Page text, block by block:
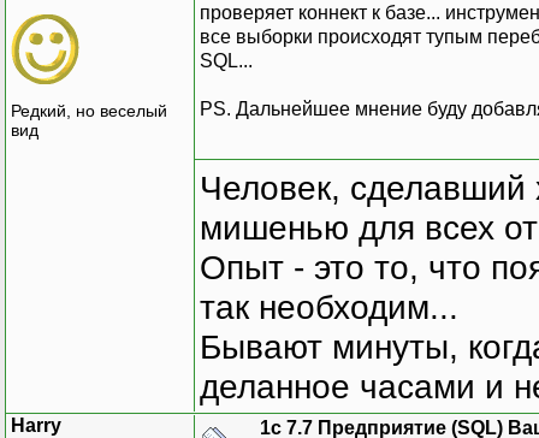
Редкий, но веселый
вид
проверяет коннект к базе...
все выборки происходят тупым
SQL...
PS. Дальнейшее мнение буду
Человек, сделавший
мишенью для всех
Опыт - это то, что
так необходим...
Бывают минуты,
деланное часами и
Harry 1с 7.7 Предприятие (SQL)